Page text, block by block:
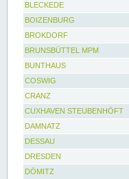
BLECKEDE
BOIZENBURG
BROKDORF
BRUNSBÜTTEL MPM
BUNTHAUS
COSWIG
CRANZ
CUXHAVEN STEUBENHÖFT
DAMNATZ
DESSAU
DRESDEN
DÖMITZ